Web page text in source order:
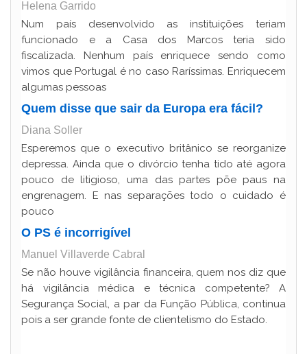
Helena Garrido
Num país desenvolvido as instituições teriam
funcionado e a Casa dos Marcos teria sido
fiscalizada. Nenhum país enriquece sendo como
vimos que Portugal é no caso Raríssimas. Enriquecem
algumas pessoas
Quem disse que sair da Europa era fácil?
Diana Soller
Esperemos que o executivo britânico se reorganize
depressa. Ainda que o divórcio tenha tido até agora
pouco de litigioso, uma das partes põe paus na
engrenagem. E nas separações todo o cuidado é
pouco
O PS é incorrigível
Manuel Villaverde Cabral
Se não houve vigilância financeira, quem nos diz que
há vigilância médica e técnica competente? A
Segurança Social, a par da Função Pública, continua
pois a ser grande fonte de clientelismo do Estado.